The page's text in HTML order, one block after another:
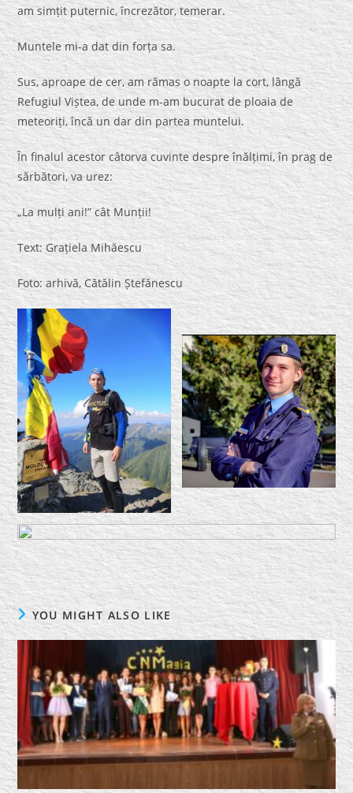
am simțit puternic, încrezător, temerar.
Muntele mi-a dat din forța sa.
Sus, aproape de cer, am rămas o noapte la cort, lângă
Refugiul Viștea, de unde m-am bucurat de ploaia de
meteoriți, încă un dar din partea muntelui.
În finalul acestor câtorva cuvinte despre înălțimi, în prag de
sărbători, va urez:
„La mulți ani!” cât Munții!
Text: Grațiela Mihăescu
Foto: arhivă, Cătălin Ștefănescu
YOU MIGHT ALSO LIKE